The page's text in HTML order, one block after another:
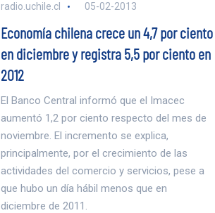
radio.uchile.cl 05-02-2013
Economía chilena crece un 4,7 por ciento
en diciembre y registra 5,5 por ciento en
2012
El Banco Central informó que el Imacec
aumentó 1,2 por ciento respecto del mes de
noviembre. El incremento se explica,
principalmente, por el crecimiento de las
actividades del comercio y servicios, pese a
que hubo un día hábil menos que en
diciembre de 2011.